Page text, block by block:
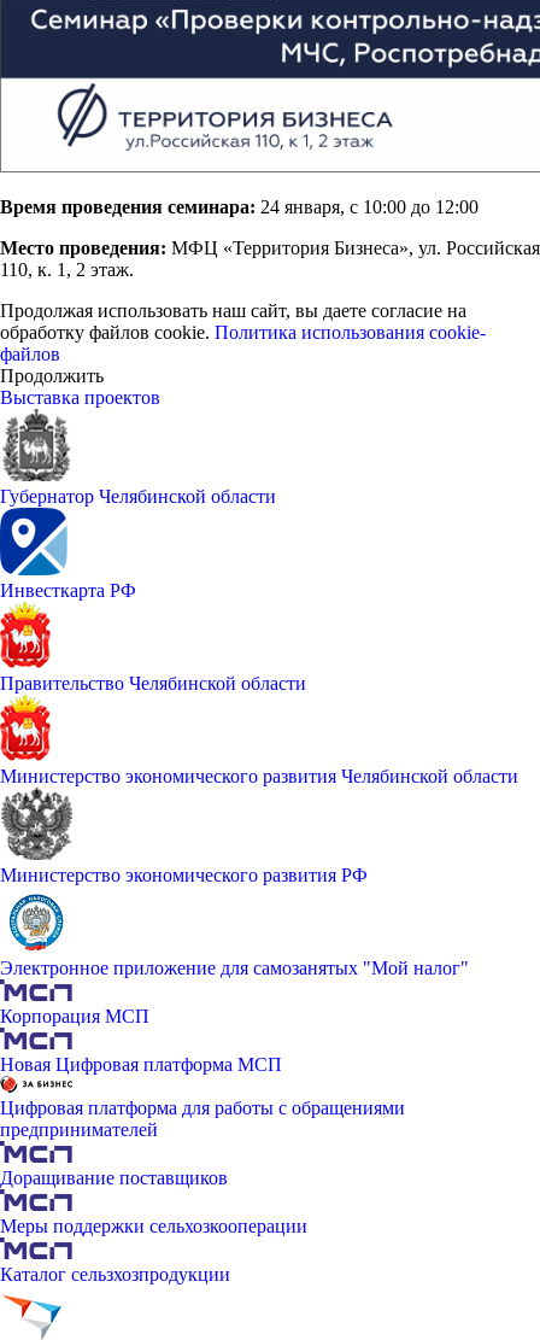
Время проведения семинара: 24 января, с 10:00 до 12:00
Место проведения: МФЦ «Территория Бизнеса», ул. Российская
110, к. 1, 2 этаж.
Продолжая использовать наш сайт, вы даете согласие на
обработку файлов cookie. Политика использования cookie-
файлов
Продолжить
Выставка проектов
Губернатор Челябинской области
Инвесткарта РФ
Правительство Челябинской области
Министерство экономического развития Челябинской области
Министерство экономического развития РФ
Электронное приложение для самозанятых "Мой налог"
Корпорация МСП
Новая Цифровая платформа МСП
Цифровая платформа для работы с обращениями
предпринимателей
Доращивание поставщиков
Меры поддержки сельхозкооперации
Каталог сельзхозпродукции